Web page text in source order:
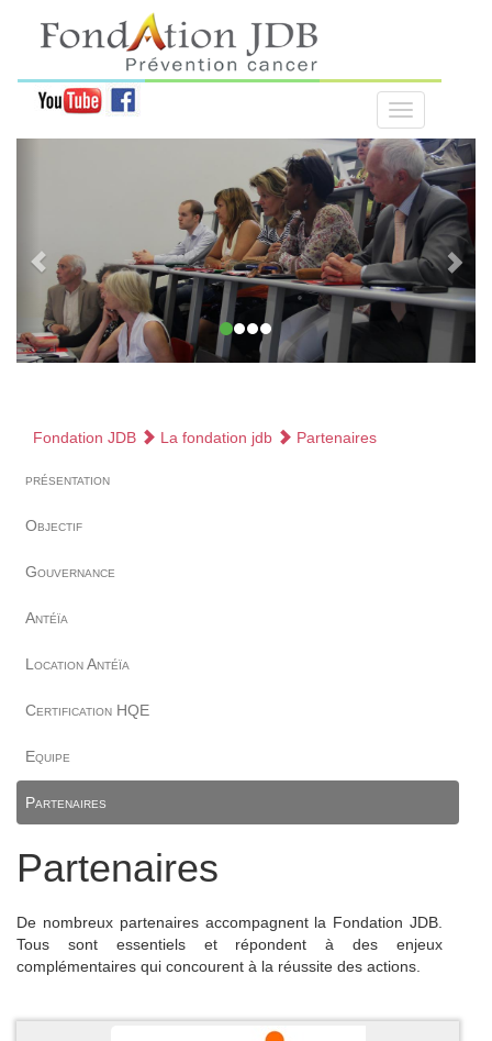
Fondation JDB La fondation jdb Partenaires
présentation
Objectif
Gouvernance
Antéïa
Location Antéïa
Certification HQE
Equipe
Partenaires
Partenaires
De nombreux partenaires accompagnent la Fondation JDB.
Tous sont essentiels et répondent à des enjeux
complémentaires qui concourent à la réussite des actions.